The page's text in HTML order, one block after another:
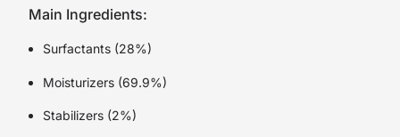
Main Ingredients:
Surfactants (28%)
Moisturizers (69.9%)
Stabilizers (2%)